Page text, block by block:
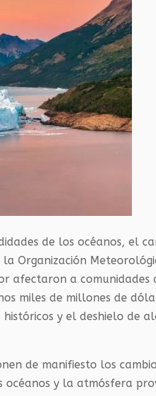
de los océanos, el
Organización
afectaron a comunidades
miles de millones de
y el deshielo de
de manifiesto los
y la atmósfera